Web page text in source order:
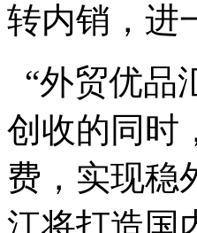
转内销，进
“外贸优品
创收的同时
费，实现稳